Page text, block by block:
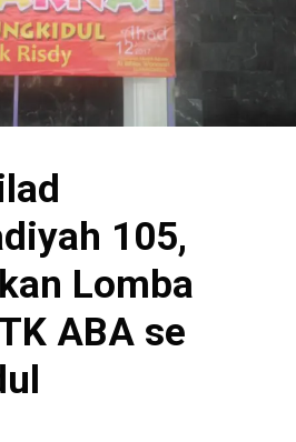
105,
Lomba
ABA se